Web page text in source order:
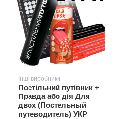
Інші виробники
Постільний путівник +
Правда або дія Для
двох (Постельный
путеводитель) УКР